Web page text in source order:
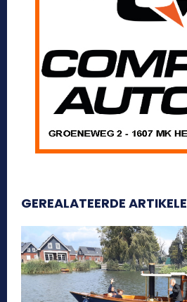
GEREALATEERDE